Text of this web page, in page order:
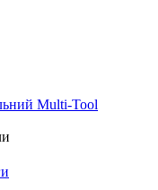
Multi-Tool